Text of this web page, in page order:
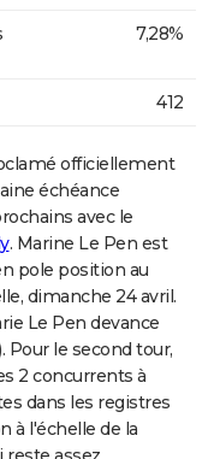
7,28%
412
officiellement
échéance
avec le
. Marine Le Pen est
pole position au
dimanche 24 avril.
Le Pen devance
Pour le second tour,
2 concurrents à
dans les registres
à l'échelle de la